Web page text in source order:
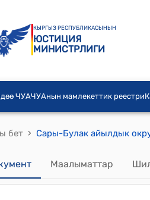
КЫРГЫЗ РЕСПУБЛИКАСЫНЫН
ЮСТИЦИЯ
МИНИСТРЛИГИ
ЧУАЧУАнын мамлекеттик реестри
бет ›
Маалыматтар